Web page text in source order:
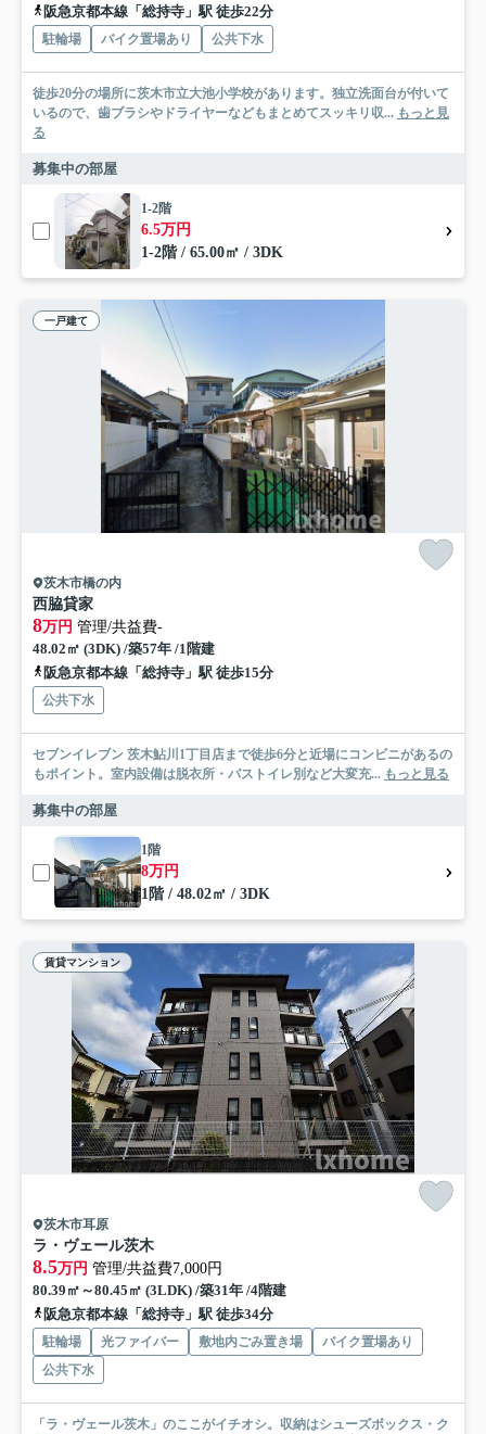
阪急京都本線「総持寺」駅 徒歩22分
駐輪場 バイク置場あり 公共下水
徒歩20分の場所に茨木市立大池小学校があります。独立洗面台が付いて
いるので、歯ブラシやドライヤーなどもまとめてスッキリ収... もっと見
る
募集中の部屋
1-2階
6.5万円
1-2階 / 65.00㎡ / 3DK
一戸建て
茨木市橋の内
西脇貸家
8万円 管理/共益費-
48.02㎡ (3DK) /築57年 /1階建
阪急京都本線「総持寺」駅 徒歩15分
公共下水
セブンイレブン 茨木鮎川1丁目店まで徒歩6分と近場にコンビニがあるの
もポイント。室内設備は脱衣所・バストイレ別など大変充... もっと見る
募集中の部屋
1階
8万円
1階 / 48.02㎡ / 3DK
賃貸マンション
茨木市耳原
ラ・ヴェール茨木
8.5万円 管理/共益費7,000円
80.39㎡～80.45㎡ (3LDK) /築31年 /4階建
阪急京都本線「総持寺」駅 徒歩34分
駐輪場 光ファイバー 敷地内ごみ置き場
バイク置場あり
公共下水
「ラ・ヴェール茨木」のここがイチオシ。収納はシューズボックス・ク